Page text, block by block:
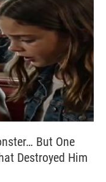
But One
Destroyed Him